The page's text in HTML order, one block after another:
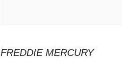
FREDDIE MERCURY